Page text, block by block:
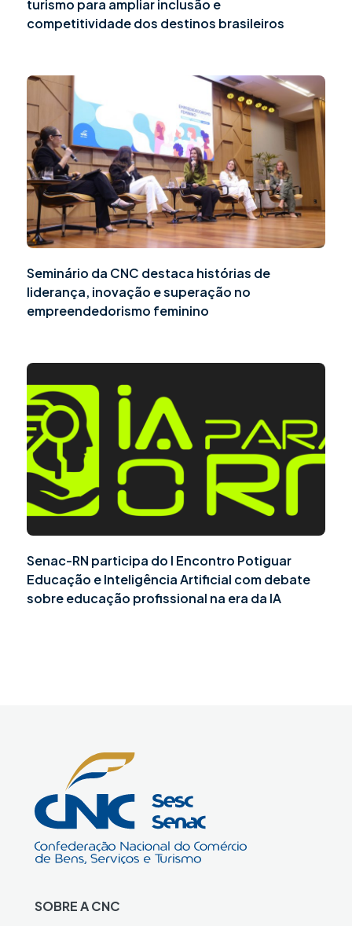
turismo para ampliar inclusão e
competitividade dos destinos brasileiros
Seminário da CNC destaca histórias de
liderança, inovação e superação no
empreendedorismo feminino
Senac-RN participa do I Encontro Potiguar
Educação e Inteligência Artificial com debate
sobre educação profissional na era da IA
SOBRE A CNC